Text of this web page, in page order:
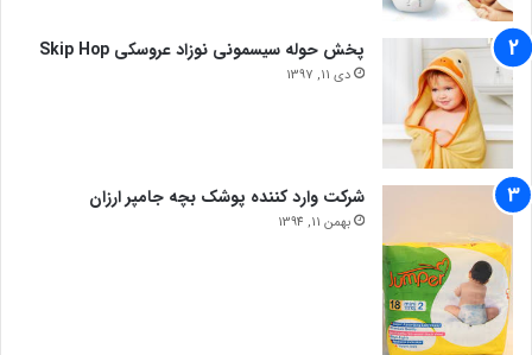
پخش حوله سیسمونی نوزاد عروسکی Skip Hop
دی 11, 1397
شرکت وارد کننده پوشک بچه جامپر ارزان
بهمن 11, 1394